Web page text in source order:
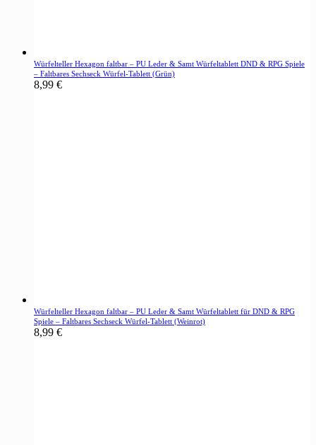
Würfelteller Hexagon faltbar – PU Leder & Samt Würfeltablett DND & RPG Spiele
– Faltbares Sechseck Würfel-Tablett (Grün)
8,99 €
Würfelteller Hexagon faltbar – PU Leder & Samt Würfeltablett für DND & RPG
Spiele – Faltbares Sechseck Würfel-Tablett (Weinrot)
8,99 €